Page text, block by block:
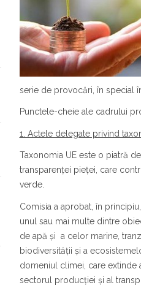
serie de provocări, în special
Punctele-cheie ale cadrului
1. Actele delegate privind
Taxonomia UE este o piatră
transparenței pieței, care
verde.
Comisia a aprobat, în
unul sau mai multe dintre
de apă și a celor marine,
biodiversității și a
domeniul climei, care extinde
sectorul producției și al